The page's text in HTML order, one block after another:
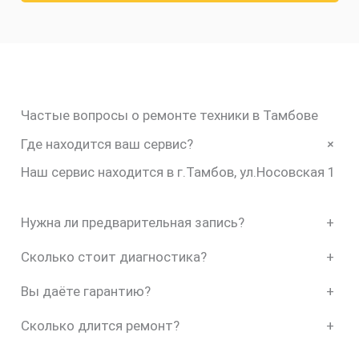
Частые вопросы о ремонте техники в Тамбове
Где находится ваш сервис?
+
Наш сервис находится в г.Тамбов, ул.Носовская 1
Нужна ли предварительная запись? +
Сколько стоит диагностика? +
Вы даёте гарантию? +
Сколько длится ремонт? +